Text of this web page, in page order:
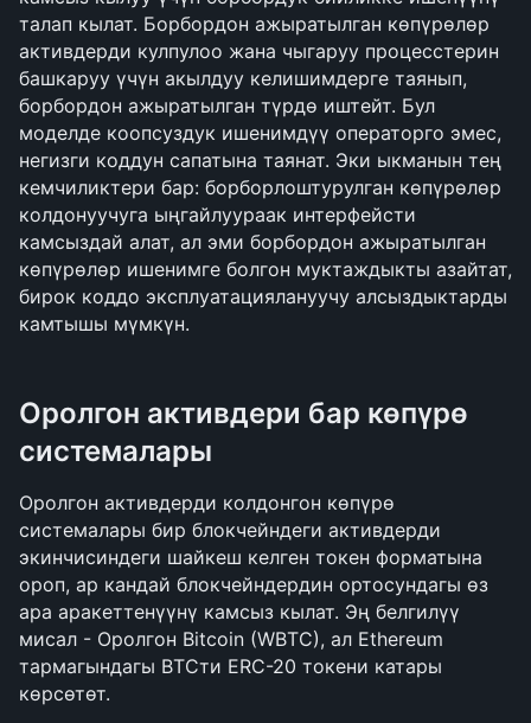
талап кылат. Борбордон ажыратылган көпүрөлөр
активдерди кулпулоо жана чыгаруу процесстерин
башкаруу үчүн акылдуу келишимдерге таянып,
борбордон ажыратылган түрдө иштейт. Бул
моделде коопсуздук ишенимдүү операторго эмес,
негизги коддун сапатына таянат. Эки ыкманын тең
кемчиликтери бар: борборлоштурулган көпүрөлөр
колдонуучуга ыңгайлуураак интерфейсти
камсыздай алат, ал эми борбордон ажыратылган
көпүрөлөр ишенимге болгон муктаждыкты азайтат,
бирок коддо эксплуатациялануучу алсыздыктарды
камтышы мүмкүн.
Оролгон активдери бар көпүрө
системалары
Оролгон активдерди колдонгон көпүрө
системалары бир блокчейндеги активдерди
экинчисиндеги шайкеш келген токен форматына
ороп, ар кандай блокчейндердин ортосундагы өз
ара аракеттенүүнү камсыз кылат. Эң белгилүү
мисал - Оролгон Bitcoin (WBTC), ал Ethereum
тармагындагы BTCти ERC-20 токени катары
көрсөтөт.